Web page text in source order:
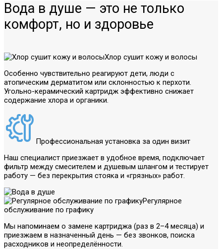
Вода в душе — это не только
комфорт, но и здоровье
Хлор сушит кожу и волосы
Особенно чувствительно реагируют дети, люди с
атопическим дерматитом или склонностью к перхоти.
Угольно-керамический картридж эффективно снижает
содержание хлора и органики.
Профессиональная установка за один визит
Наш специалист приезжает в удобное время, подключает
фильтр между смесителем и душевым шлангом и тестирует
работу — без перекрытия стояка и «грязных» работ.
Регулярное
обслуживание по графику
Мы напоминаем о замене картриджа (раз в 2–4 месяца) и
приезжаем в назначенный день — без звонков, поиска
расходников и неопределённости.